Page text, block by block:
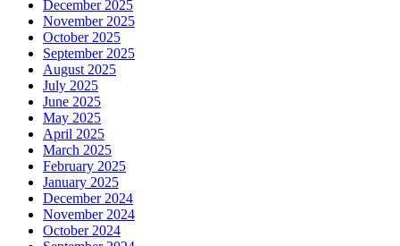
December 2025
November 2025
October 2025
September 2025
August 2025
July 2025
June 2025
May 2025
April 2025
March 2025
February 2025
January 2025
December 2024
November 2024
October 2024